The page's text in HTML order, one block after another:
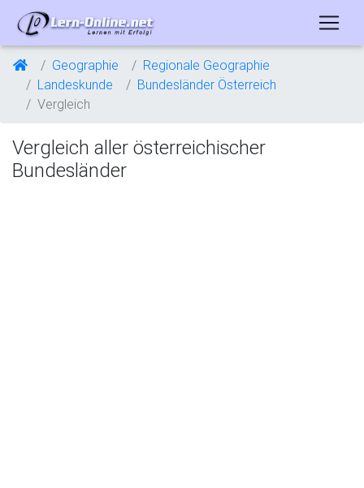
Geographie
Regionale Geographie
Landeskunde
Bundesländer Österreich
Vergleich
Vergleich aller österreichischer
Bundesländer